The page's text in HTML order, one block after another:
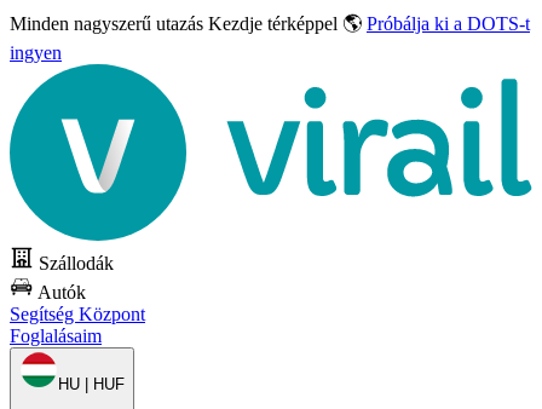
Minden nagyszerű utazás Kezdje térképpel 🌎 Próbálja ki a DOTS-t
ingyen
Szállodák
Autók
Segítség Központ
Foglalásaim
HU | HUF